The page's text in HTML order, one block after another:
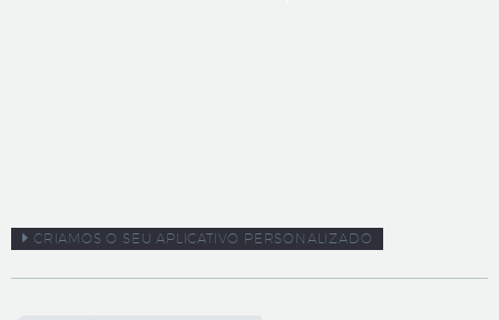
CRIAMOS O SEU APLICATIVO PERSONALIZADO